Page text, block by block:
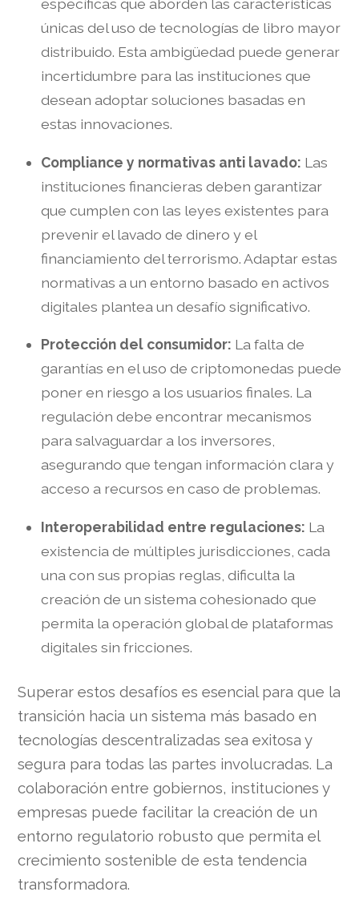
específicas que aborden las características
únicas del uso de tecnologías de libro mayor
distribuido. Esta ambigüedad puede generar
incertidumbre para las instituciones que
desean adoptar soluciones basadas en
estas innovaciones.
Compliance y normativas anti lavado: Las
instituciones financieras deben garantizar
que cumplen con las leyes existentes para
prevenir el lavado de dinero y el
financiamiento del terrorismo. Adaptar estas
normativas a un entorno basado en activos
digitales plantea un desafío significativo.
Protección del consumidor: La falta de
garantías en el uso de criptomonedas puede
poner en riesgo a los usuarios finales. La
regulación debe encontrar mecanismos
para salvaguardar a los inversores,
asegurando que tengan información clara y
acceso a recursos en caso de problemas.
Interoperabilidad entre regulaciones: La
existencia de múltiples jurisdicciones, cada
una con sus propias reglas, dificulta la
creación de un sistema cohesionado que
permita la operación global de plataformas
digitales sin fricciones.
Superar estos desafíos es esencial para que la
transición hacia un sistema más basado en
tecnologías descentralizadas sea exitosa y
segura para todas las partes involucradas. La
colaboración entre gobiernos, instituciones y
empresas puede facilitar la creación de un
entorno regulatorio robusto que permita el
crecimiento sostenible de esta tendencia
transformadora.